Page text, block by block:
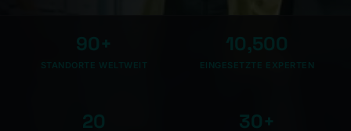
90+
STANDORTE WELTWEIT
10,500
EINGESETZTE EXPERTEN
20 30+